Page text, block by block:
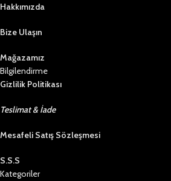
Hakkımızda
Bize Ulaşın
Mağazamız
Bilgilendirme
Gizlilik Politikası
Teslimat & İade
Mesafeli Satış Sözleşmesi
S.S.S
Kategoriler